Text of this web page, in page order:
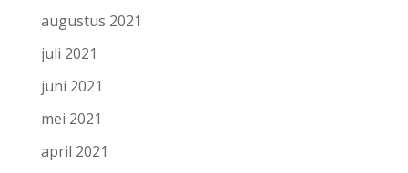
augustus 2021
juli 2021
juni 2021
mei 2021
april 2021